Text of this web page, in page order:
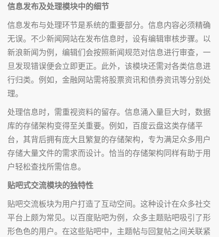
信息发布及处理模块中的细节
信息发布与处理环节是系统的重要部分。信息内容必须精确
无误。不少新闻网站在发布信息时，设有编辑审核步骤。以
新浪新闻为例，编辑们会按照新闻规范对信息进行审查，一
旦发现错误便会立即更正。此外，该模块还需对各类信息进
行归类。例如，金融网站需将股票资讯和债券资讯等分别处
理。
处理信息时，需重视资料的留存。信息涌入量巨大时，数据
库的存储架构变得至关重要。例如，百度云盘这类存储平
台，其背后拥有庞大且繁复的存储架构，专为满足众多用户
存储大量文件的需求而设计。恰当的存储架构同样有助于用
户轻松查找所需信息。
贴吧式交流模块的独特性
贴吧交流板块为用户打造了互动空间。这种设计在众多社交
平台上颇为常见。以百度贴吧为例，众多主题贴吧吸引了形
形色色的用户。在这些贴吧中，主题帖与回复帖之间关联紧